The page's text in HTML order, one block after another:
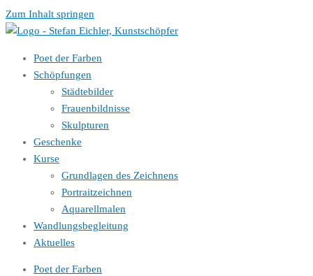
Zum Inhalt springen
Poet der Farben
Schöpfungen
Städtebilder
Frauenbildnisse
Skulpturen
Geschenke
Kurse
Grundlagen des Zeichnens
Portraitzeichnen
Aquarellmalen
Wandlungsbegleitung
Aktuelles
Poet der Farben